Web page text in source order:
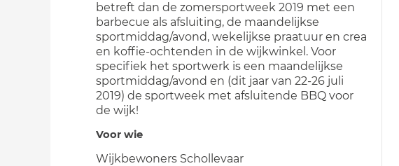
betreft dan de zomersportweek 2019 met een
barbecue als afsluiting, de maandelijkse
sportmiddag/avond, wekelijkse praatuur en crea
en koffie-ochtenden in de wijkwinkel. Voor
specifiek het sportwerk is een maandelijkse
sportmiddag/avond en (dit jaar van 22-26 juli
2019) de sportweek met afsluitende BBQ voor
de wijk!
Voor wie
Wijkbewoners Schollevaar